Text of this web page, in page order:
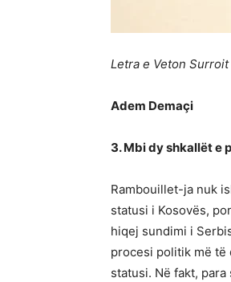
Letra e Veton
Adem Demaçi
3. Mbi dy shkallët e
Rambouillet-ja nuk
statusi i Kosovës,
hiqej sundimi i
procesi politik më të
statusi. Në fakt,